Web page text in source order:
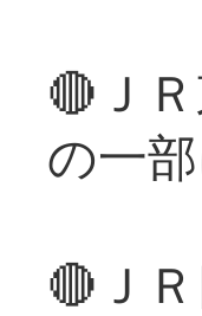
🔴Ｊ
の一
🔴Ｊ